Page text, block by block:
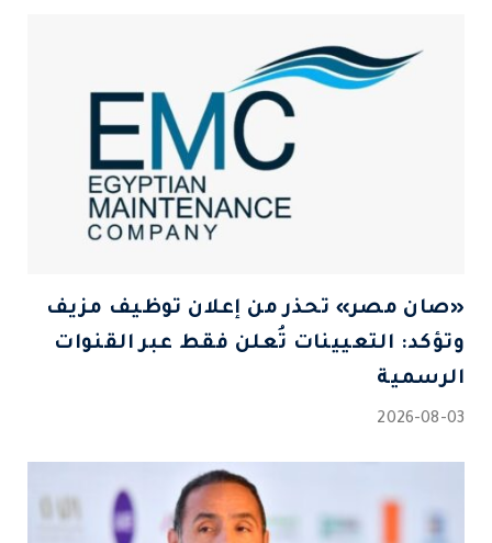
«صان مصر» تحذر من إعلان توظيف مزيف
وتؤكد: التعيينات تُعلن فقط عبر القنوات
الرسمية
2026-08-03